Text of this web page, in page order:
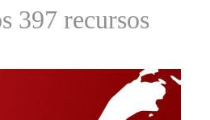
397 recursos